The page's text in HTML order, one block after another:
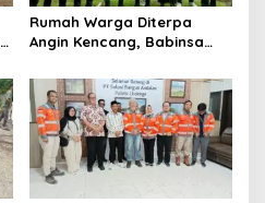
Rumah Warga Diterpa
Angin Kencang, Babinsa
Penyaluran Bantuan Masa
Panik